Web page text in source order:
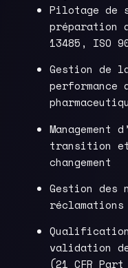
Pilotage de
préparation
13485, ISO
Gestion de
Management
transition et
changement
Gestion des
Qualification
validation
(21 CFR